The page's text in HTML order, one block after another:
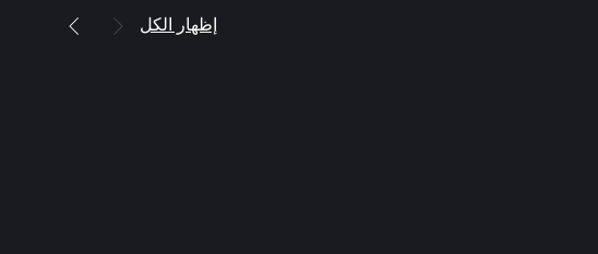
إظهار الكل